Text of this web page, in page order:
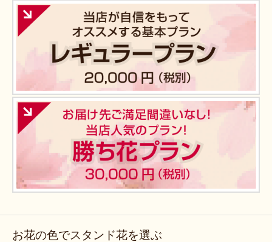
お花の色でスタンド花を選ぶ